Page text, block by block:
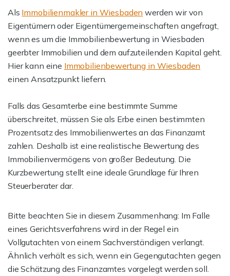
Als Immobilienmakler in Wiesbaden werden wir von
Eigentümern oder Eigentümergemeinschaften angefragt,
wenn es um die Immobilienbewertung in Wiesbaden
geerbter Immobilien und dem aufzuteilenden Kapital geht.
Hier kann eine Immobilienbewertung in Wiesbaden
einen Ansatzpunkt liefern.
Falls das Gesamterbe eine bestimmte Summe
überschreitet, müssen Sie als Erbe einen bestimmten
Prozentsatz des Immobilienwertes an das Finanzamt
zahlen. Deshalb ist eine realistische Bewertung des
Immobilienvermögens von großer Bedeutung. Die
Kurzbewertung stellt eine ideale Grundlage für Ihren
Steuerberater dar.
Bitte beachten Sie in diesem Zusammenhang: Im Falle
eines Gerichtsverfahrens wird in der Regel ein
Vollgutachten von einem Sachverständigen verlangt.
Ähnlich verhält es sich, wenn ein Gegengutachten gegen
die Schätzung des Finanzamtes vorgelegt werden soll.